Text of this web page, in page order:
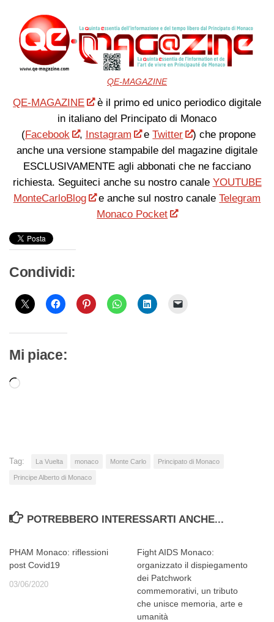
QE-MAGAZINE
QE-MAGAZINE
è il primo ed unico periodico digitale
in italiano del Principato di Monaco
(Facebook , Instagram eTwitter
) che propone
anche una versione stampabile del magazine digitale
ESCLUSIVAMENTE agli abbonati che ne facciano
richiesta. Seguiteci anche su nostro canale YOUTUBE
MonteCarloBlog
e anche sul nostro canaleTelegram
Monaco Pocket
Condividi:
Mi piace:
Caricamento
Tag: La Vuelta monaco Monte Carlo Principato di Monaco
Principe Alberto di Monaco
POTREBBERO INTERESSARTI ANCHE...
PHAM Monaco: riflessioni
post Covid19
03/06/2020
Fight AIDS Monaco:
organizzato il dispiegamento
dei Patchwork
commemorativi, un tributo
che unisce memoria, arte e
umanità